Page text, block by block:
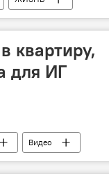
Выездной туризм
квартиру,
для ИГ
Видео